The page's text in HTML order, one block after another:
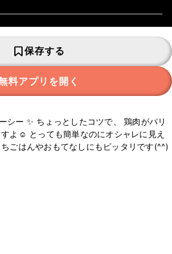
保存する
料アプリを開く
シー ✨ ちょっとしたコツで、 鶏肉がパリ
よ☺️ とっても簡単なのにオシャレに見え
ごはんやおもてなしにもピッタリです(^^)